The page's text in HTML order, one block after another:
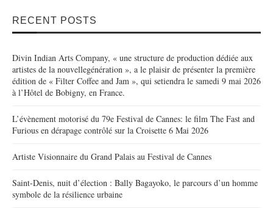
RECENT POSTS
Divin Indian Arts Company, « une structure de production dédiée aux
artistes de la nouvellegénération », a le plaisir de présenter la première
édition de « Filter Coffee and Jam », qui setiendra le samedi 9 mai 2026
à l’Hôtel de Bobigny, en France.
L’évènement motorisé du 79e Festival de Cannes: le film The Fast and
Furious en dérapage contrôlé sur la Croisette 6 Mai 2026
Artiste Visionnaire du Grand Palais au Festival de Cannes
Saint-Denis, nuit d’élection : Bally Bagayoko, le parcours d’un homme
symbole de la résilience urbaine